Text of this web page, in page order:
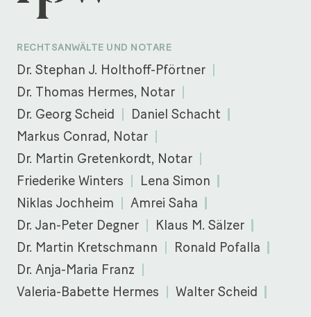
RECHTSANWÄLTE UND NOTARE
Dr. Stephan J. Holthoff-Pförtner
Dr. Thomas Hermes, Notar
Dr. Georg Scheid
Daniel Schacht
Markus Conrad, Notar
Dr. Martin Gretenkordt, Notar
Friederike Winters
Lena Simon
Niklas Jochheim
Amrei Saha
Dr. Jan-Peter Degner
Klaus M. Sälzer
Dr. Martin Kretschmann
Ronald Pofalla
Dr. Anja-Maria Franz
Valeria-Babette Hermes
Walter Scheid